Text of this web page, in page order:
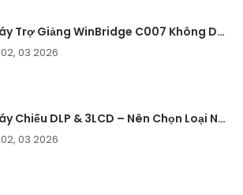
Máy Trợ Giảng WinBridge C007 Không Dây – Pin Lâu, Âm Thanh Rõ
02, 03 2026
Máy Chiếu DLP & 3LCD – Nên Chọn Loại Nào Cho Văn Phòng & Giải Trí?
02, 03 2026